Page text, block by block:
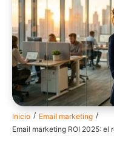
Inicio / Email marketing /
Email marketing ROI 2025: el